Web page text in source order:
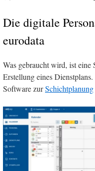
Die digitale
eurodata
Was gebraucht wird, ist
Erstellung eines
Software zurSchichtplanung